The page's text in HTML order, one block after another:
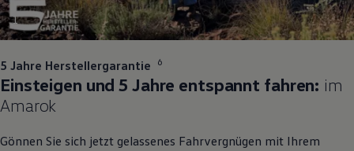
1
5 Jahre Herstellergarantie 6
Einsteigen und 5 Jahre entspannt fahren: im
Amarok
Gönnen Sie sich jetzt gelassenes Fahrvergnügen mit Ihrem